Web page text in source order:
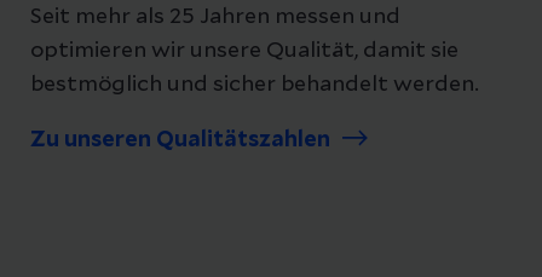
Seit mehr als 25 Jahren messen und
optimieren wir unsere Qualität, damit sie
bestmöglich und sicher behandelt werden.
Zu unseren Qualitätszahlen